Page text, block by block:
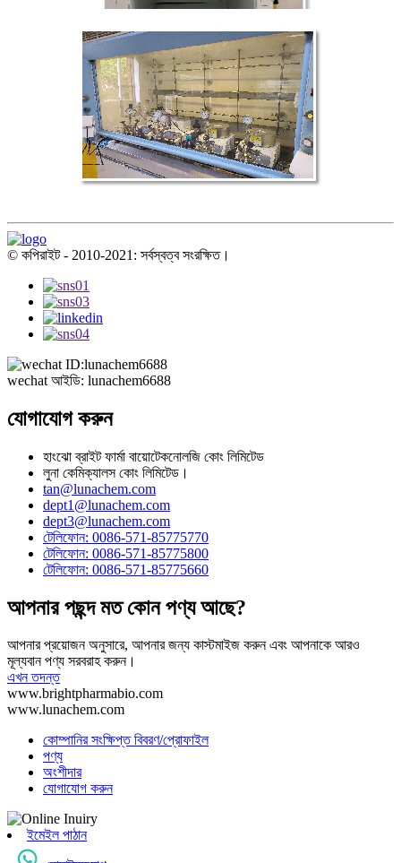
© কপিরাইট - 2010-2021: সর্বস্বত্ব সংরক্ষিত।
wechat আইডি: lunachem6688
যোগাযোগ করুন
হাংঝো ব্রাইট ফার্মা বায়োটেকনোলজি কোং লিমিটেড
লুনা কেমিক্যালস কোং লিমিটেড।
tan@lunachem.com
dept1@lunachem.com
dept3@lunachem.com
টেলিফোন: 0086-571-85775770
টেলিফোন: 0086-571-85775800
টেলিফোন: 0086-571-85775660
আপনার পছন্দ মত কোন পণ্য আছে?
আপনার প্রয়োজন অনুসারে, আপনার জন্য কাস্টমাইজ করুন এবং আপনাকে আরও
মূল্যবান পণ্য সরবরাহ করুন।
এখন তদন্ত
www.brightpharmabio.com
www.lunachem.com
কোম্পানির সংক্ষিপ্ত বিবরণ/প্রোফাইল
পণ্য
অংশীদার
যোগাযোগ করুন
ইমেইল পাঠান